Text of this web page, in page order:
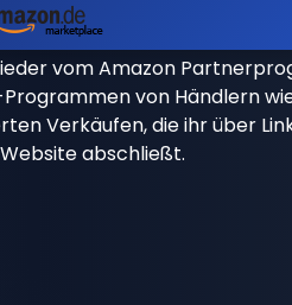
vom Amazon
von Händlern
Verkäufen, die ihr über
abschließt.